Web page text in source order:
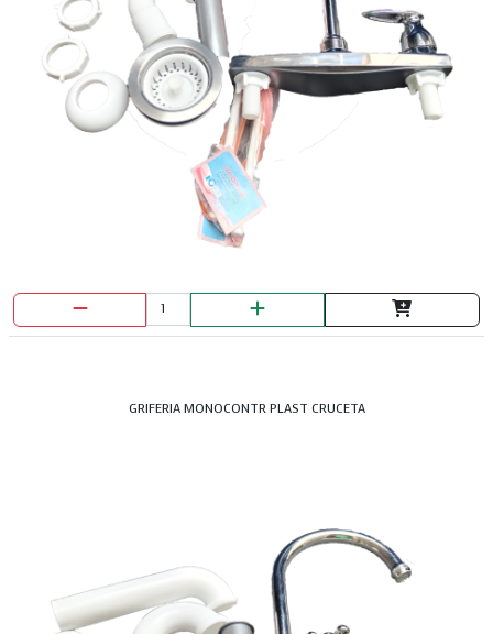
GRIFERIA MONOCONTR PLAST CRUCETA